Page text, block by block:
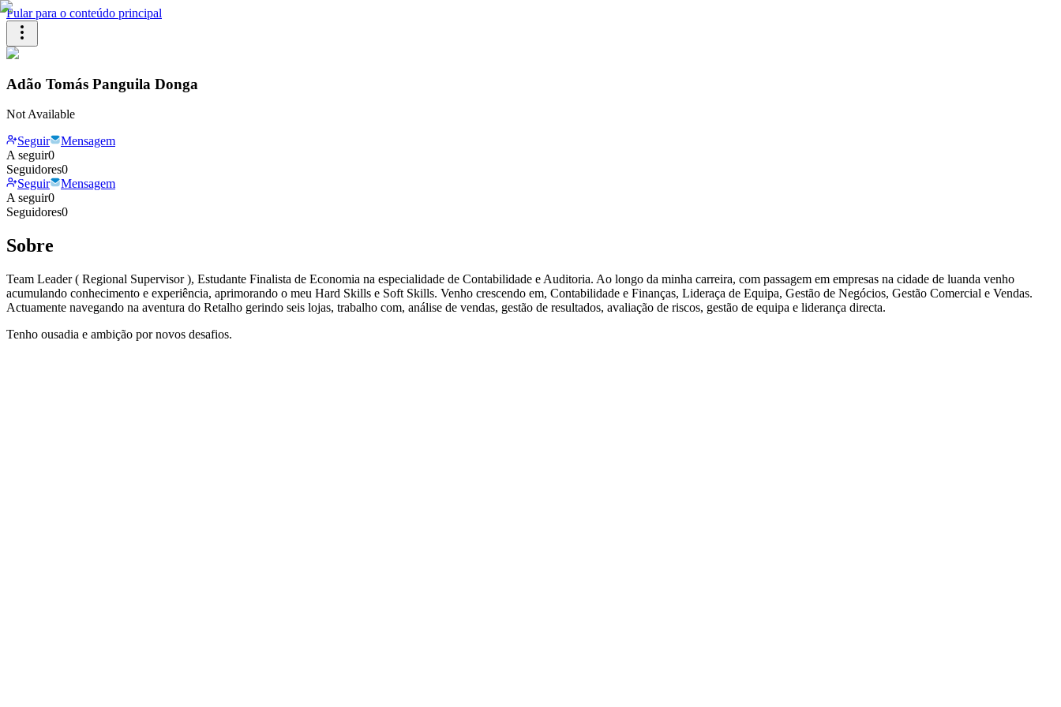
Pular para o conteúdo principal
Adão Tomás Panguila Donga
Not Available
Seguir
Mensagem
A seguir0
Seguidores0
Seguir
Mensagem
A seguir0
Seguidores0
Sobre
Team Leader ( Regional Supervisor ), Estudante Finalista de Economia na especialidade de Contabilidade e Auditoria. Ao longo da minha carreira, com passagem em empresas na cidade de luanda venho
acumulando conhecimento e experiência, aprimorando o meu Hard Skills e Soft Skills. Venho crescendo em, Contabilidade e Finanças, Lideraça de Equipa, Gestão de Negócios, Gestão Comercial e Vendas.
Actuamente navegando na aventura do Retalho gerindo seis lojas, trabalho com, análise de vendas, gestão de resultados, avaliação de riscos, gestão de equipa e liderança directa.
Tenho ousadia e ambição por novos desafios.